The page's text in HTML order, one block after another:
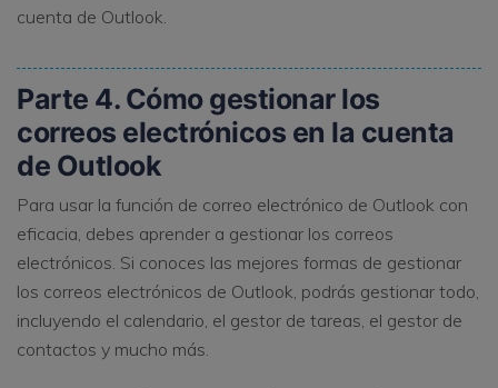
cuenta de Outlook.
Parte 4. Cómo gestionar los
correos electrónicos en la cuenta
de Outlook
Para usar la función de correo electrónico de Outlook con
eficacia, debes aprender a gestionar los correos
electrónicos. Si conoces las mejores formas de gestionar
los correos electrónicos de Outlook, podrás gestionar todo,
incluyendo el calendario, el gestor de tareas, el gestor de
contactos y mucho más.